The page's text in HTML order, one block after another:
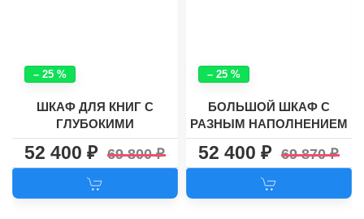
– 25 %
ШКАФ ДЛЯ КНИГ С
ГЛУБОКИМИ
ВЫДВИЖНЫМИ
ЯЩИКАМИ ШККН(4)№10
52 400 69 800
– 25 %
БОЛЬШОЙ ШКАФ С
РАЗНЫМ НАПОЛНЕНИЕМ
РУНО-5
52 400 69 870